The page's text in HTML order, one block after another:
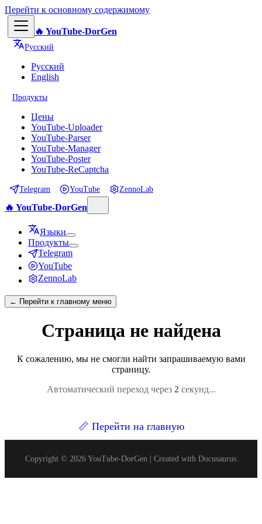
Перейти к основному содержимому
🔥 YouTube-DorGen
Русский
Русский
English
Продукты
Цены
YouTube-Uploader
YouTube-Parser
YouTube-Manager
YouTube-Poster
YouTube-ReCaptcha
Telegram YouTube ZennoLab
🔥 YouTube-DorGen
Языки
Продукты
Telegram
YouTube
ZennoLab
← Перейти к главному меню
Страница не найдена
К сожалению, мы не смогли найти запрашиваемую вами
страницу.
Автоматический переход через 1секунд...
📏 Перейти на главную
Copyright © 2026 YouTube-DorGen | Created with Docusaurus.